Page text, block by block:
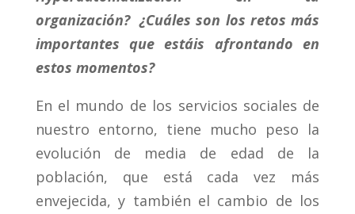
organización? ¿Cuáles son los retos más
importantes que estáis afrontando en
estos momentos?
En el mundo de los servicios sociales de
nuestro entorno, tiene mucho peso la
evolución de media de edad de la
población, que está cada vez más
envejecida, y también el cambio de los